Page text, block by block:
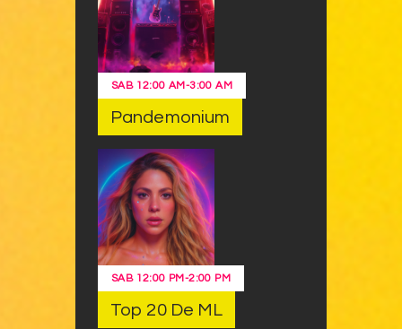
SAB 12:00 AM-3:00 AM
Pandemonium
SAB 12:00 PM-2:00 PM
Top 20 De ML